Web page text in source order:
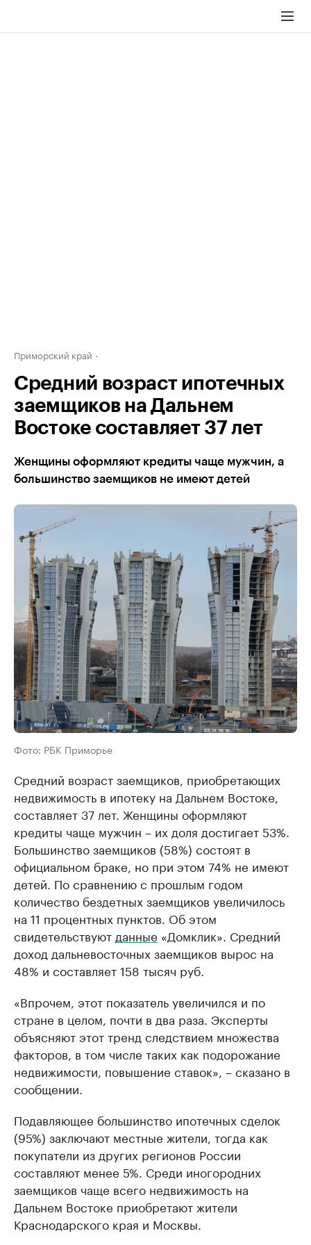
Приморский край
Средний возраст ипотечных
заемщиков на Дальнем
Востоке составляет 37 лет
Женщины оформляют кредиты чаще мужчин, а
большинство заемщиков не имеют детей
Фото: РБК Приморье
Средний возраст заемщиков, приобретающих
недвижимость в ипотеку на Дальнем Востоке,
составляет 37 лет. Женщины оформляют
кредиты чаще мужчин – их доля достигает 53%.
Большинство заемщиков (58%) состоят в
официальном браке, но при этом 74% не имеют
детей. По сравнению с прошлым годом
количество бездетных заемщиков увеличилось
на 11 процентных пунктов. Об этом
свидетельствуют данные «Домклик». Средний
доход дальневосточных заемщиков вырос на
48% и составляет 158 тысяч руб.
«Впрочем, этот показатель увеличился и по
стране в целом, почти в два раза. Эксперты
объясняют этот тренд следствием множества
факторов, в том числе таких как подорожание
недвижимости, повышение ставок», – сказано в
сообщении.
Подавляющее большинство ипотечных сделок
(95%) заключают местные жители, тогда как
покупатели из других регионов России
составляют менее 5%. Среди иногородних
заемщиков чаще всего недвижимость на
Дальнем Востоке приобретают жители
Краснодарского края и Москвы.